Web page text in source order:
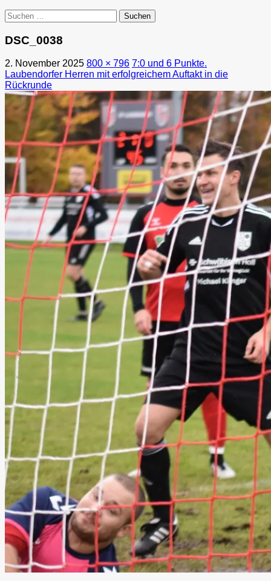
Suchen
nach:
DSC_0038
2. November 2025 800 × 796 7:0 und 6 Punkte.
Laubendorfer Herren mit erfolgreichem Auftakt in die
Rückrunde